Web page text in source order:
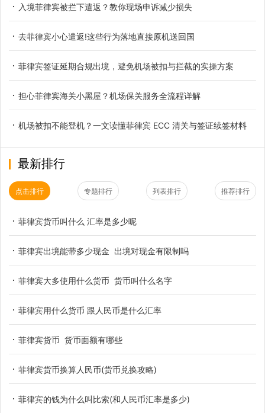
入境菲律宾被拦下遣返？教你现场申诉减少损失
去菲律宾小心遣返!这些行为落地直接原机送回国
菲律宾签证延期合规出境，避免机场被扣与拦截的实操方案
担心菲律宾海关小黑屋？机场保关服务全流程详解
机场被扣不能登机？一文读懂菲律宾 ECC 清关与签证续签材料
最新排行
点击排行 专题排行 列表排行 推荐排行
菲律宾货币叫什么 汇率是多少呢
菲律宾出境能带多少现金 出境对现金有限制吗
菲律宾大多使用什么货币 货币叫什么名字
菲律宾用什么货币 跟人民币是什么汇率
菲律宾货币 货币面额有哪些
菲律宾货币换算人民币(货币兑换攻略)
菲律宾的钱为什么叫比索(和人民币汇率是多少)